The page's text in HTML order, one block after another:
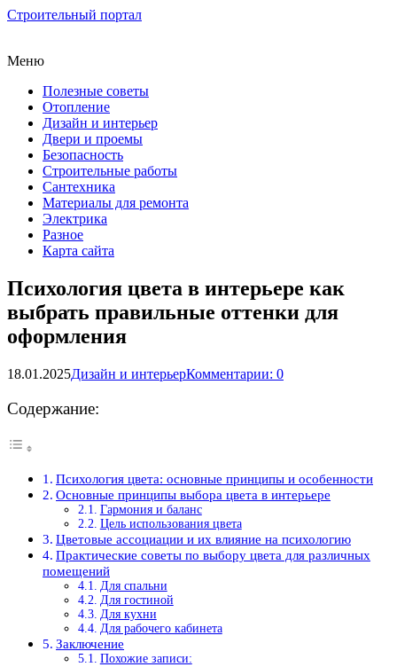
Строительный портал
Меню
Полезные советы
Отопление
Дизайн и интерьер
Двери и проемы
Безопасность
Строительные работы
Сантехника
Материалы для ремонта
Электрика
Разное
Карта сайта
Психология цвета в интерьере как
выбрать правильные оттенки для
оформления
18.01.2025Дизайн и интерьерКомментарии: 0
Содержание:
Психология цвета: основные принципы и особенности
Основные принципы выбора цвета в интерьере
Гармония и баланс
Цель использования цвета
Цветовые ассоциации и их влияние на психологию
Практические советы по выбору цвета для различных
помещений
Для спальни
Для гостиной
Для кухни
Для рабочего кабинета
Заключение
Похожие записи: